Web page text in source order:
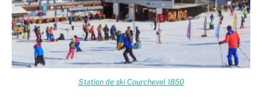
Station de ski Courchevel 1850